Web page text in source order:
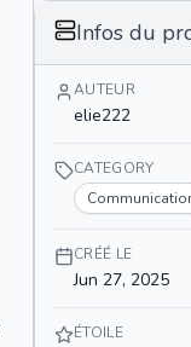
Infos du
AUTEUR
elie222
CATEGORY
CRÉÉ LE
Jun 27, 2025
ÉTOILE